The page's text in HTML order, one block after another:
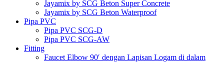
Jayamix by SCG Beton Super Concrete
Jayamix by SCG Beton Waterproof
Pipa PVC
Pipa PVC SCG-D
Pipa PVC SCG-AW
Fitting
Faucet Elbow 90′ dengan Lapisan Logam di dalam